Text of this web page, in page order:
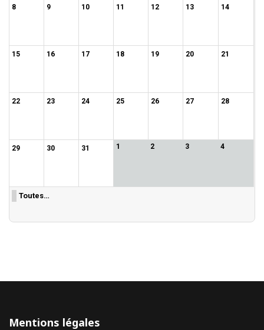
8 9 10 11 12 13 14
15 16 17 18 19 20 21
22 23 24 25 26 27 28
29 30 31 1 2 3 4
Toutes…
Mentions légales